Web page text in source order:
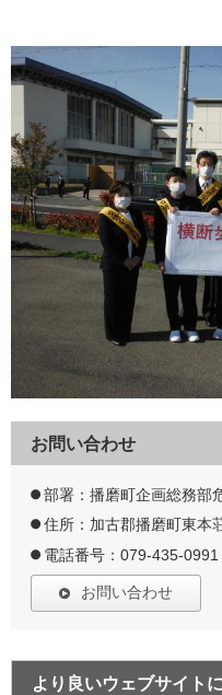
お問い合わせ
部署：播磨町企画総務部
住所：加古郡播磨町東本
電話番号：079-435-0991
お問い合わせ
より良いウェブサイト